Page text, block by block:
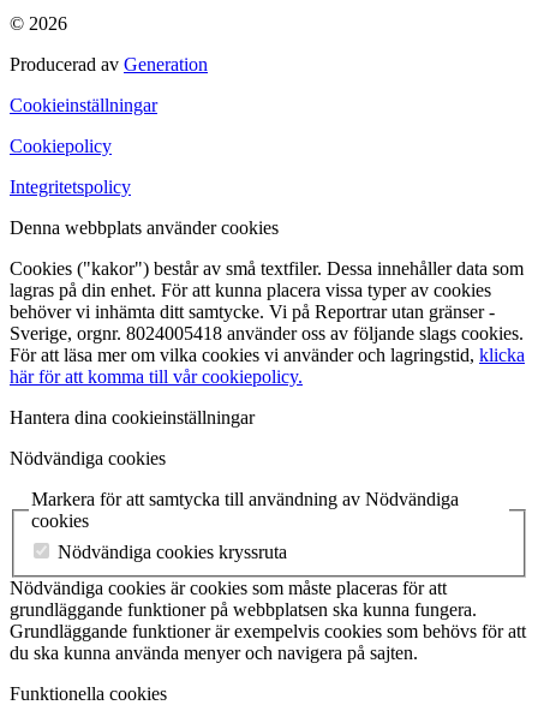
© 2026
Producerad av Generation
Cookieinställningar
Cookiepolicy
Integritetspolicy
Denna webbplats använder cookies
Cookies ("kakor") består av små textfiler. Dessa innehåller data som
lagras på din enhet. För att kunna placera vissa typer av cookies
behöver vi inhämta ditt samtycke. Vi på Reportrar utan gränser -
Sverige, orgnr. 8024005418 använder oss av följande slags cookies.
För att läsa mer om vilka cookies vi använder och lagringstid, klicka
här för att komma till vår cookiepolicy.
Hantera dina cookieinställningar
Nödvändiga cookies
Markera för att samtycka till användning av Nödvändiga
cookies
Nödvändiga cookies kryssruta
Nödvändiga cookies är cookies som måste placeras för att
grundläggande funktioner på webbplatsen ska kunna fungera.
Grundläggande funktioner är exempelvis cookies som behövs för att
du ska kunna använda menyer och navigera på sajten.
Funktionella cookies